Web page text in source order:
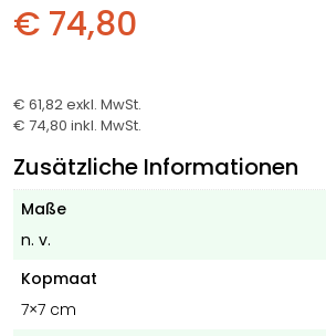
€ 74,80
€ 61,82exkl. MwSt.
€ 74,80 inkl. MwSt.
Zusätzliche Informationen
Maße
n. v.
Kopmaat
7×7 cm